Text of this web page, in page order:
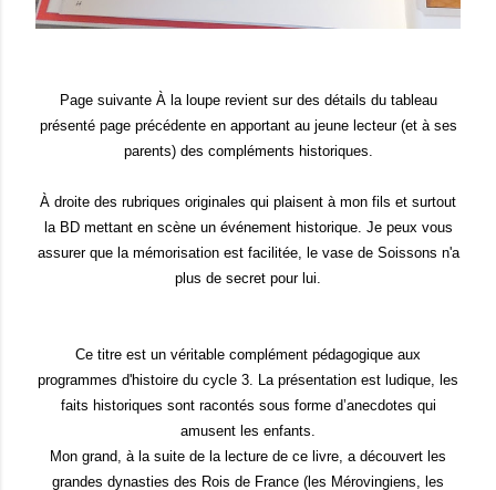
Page suivante À la loupe revient sur des détails du tableau
présenté page précédente en apportant au jeune lecteur (et à ses
parents) des compléments historiques.
À droite des rubriques originales qui plaisent à mon fils et surtout
la BD mettant en scène un événement historique. Je peux vous
assurer que la mémorisation est facilitée, le vase de Soissons n'a
plus de secret pour lui.
Ce titre est un véritable complément pédagogique aux
programmes d'histoire du cycle 3. La présentation est ludique, les
faits historiques sont racontés sous forme d’anecdotes qui
amusent les enfants.
Mon grand, à la suite de la lecture de ce livre, a découvert les
grandes dynasties des Rois de France (les Mérovingiens, les